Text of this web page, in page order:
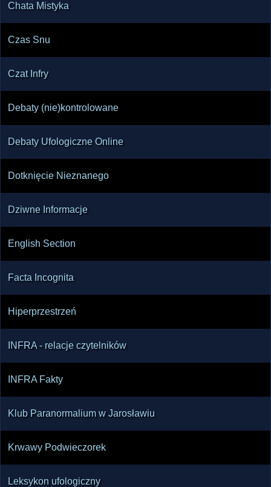
Chata Mistyka
Czas Snu
Czat Infry
Debaty (nie)kontrolowane
Debaty Ufologiczne Online
Dotknięcie Nieznanego
Dziwne Informacje
English Section
Facta Incognita
Hiperprzestrzeń
INFRA - relacje czytelników
INFRA Fakty
Klub Paranormalium w Jarosławiu
Krwawy Podwieczorek
Leksykon ufologiczny